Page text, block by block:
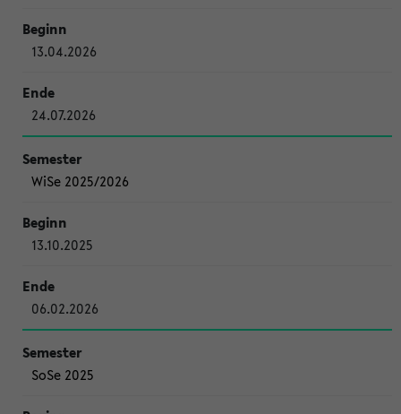
13.04.2026
24.07.2026
WiSe 2025/2026
13.10.2025
06.02.2026
SoSe 2025